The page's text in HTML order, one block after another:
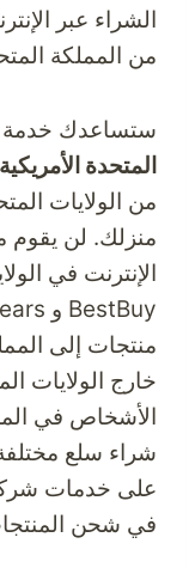
الشراء عبر
من المملكة
ستساعدك خدمة
المتحدة الأمريكية
من الولايات
منزلك. لن يقوم
منتجات إلى
خارج الولايات
الأشخاص في
شراء سلع مختلفة
على خدمات
في شحن